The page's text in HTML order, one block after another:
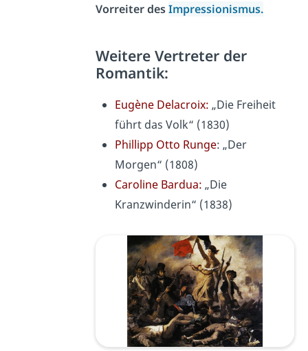
Vorreiter desImpressionismus.
Weitere Vertreter der
Romantik:
Eugène Delacroix: „Die Freiheit
führt das Volk“ (1830)
Phillipp Otto Runge: „Der
Morgen“ (1808)
Caroline Bardua: „Die
Kranzwinderin“ (1838)